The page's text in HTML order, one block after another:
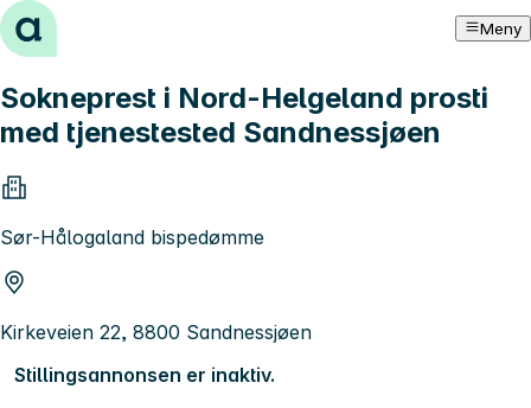
Hopp til innhold Meny
Sokneprest i Nord-Helgeland prosti
med tjenestested Sandnessjøen
Sør-Hålogaland bispedømme
Kirkeveien 22, 8800 Sandnessjøen
Stillingsannonsen er inaktiv.